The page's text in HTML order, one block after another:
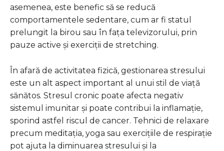
asemenea, este benefic să se reducă
comportamentele sedentare, cum ar fi statul
prelungit la birou sau în fața televizorului, prin
pauze active și exerciții de stretching.
În afară de activitatea fizică, gestionarea stresului
este un alt aspect important al unui stil de viață
sănătos. Stresul cronic poate afecta negativ
sistemul imunitar și poate contribui la inflamație,
sporind astfel riscul de cancer. Tehnici de relaxare
precum meditația, yoga sau exercițiile de respirație
pot ajuta la diminuarea stresului și la